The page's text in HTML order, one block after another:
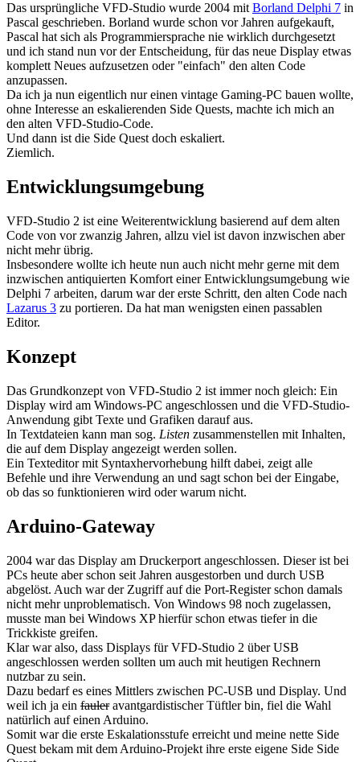
Das ursprüngliche VFD-Studio wurde 2004 mit Borland Delphi 7 in
Pascal geschrieben. Borland wurde schon vor Jahren aufgekauft,
Pascal hat sich als Programmiersprache nie wirklich durchgesetzt
und ich stand nun vor der Entscheidung, für das neue Display etwas
komplett Neues aufzusetzen oder "einfach" den alten Code
anzupassen.
Da ich ja nun eigentlich nur einen vintage Gaming-PC bauen wollte,
ohne Interesse an eskalierenden Side Quests, machte ich mich an
den alten VFD-Studio-Code.
Und dann ist die Side Quest doch eskaliert.
Ziemlich.
Entwicklungsumgebung
VFD-Studio 2 ist eine Weiterentwicklung basierend auf dem alten
Code von vor zwanzig Jahren, allzu viel ist davon inzwischen aber
nicht mehr übrig.
Insbesondere wollte ich heute nun auch nicht mehr gerne mit dem
inzwischen antiquierten Komfort einer Entwicklungsumgebung wie
Delphi 7 arbeiten, darum war der erste Schritt, den alten Code nach
Lazarus 3 zu portieren. Da hat man wenigsten einen passablen
Editor.
Konzept
Das Grundkonzept von VFD-Studio 2 ist immer noch gleich: Ein
Display wird am Windows-PC angeschlossen und die VFD-Studio-
Anwendung gibt Texte und Grafiken darauf aus.
In Textdateien kann man sog. Listen zusammenstellen mit Inhalten,
die auf dem Display angezeigt werden sollen.
Ein Texteditor mit Syntaxhervorhebung hilft dabei, zeigt alle
Befehle und ihre Verwendung an und sagt schon bei der Eingabe,
ob das so funktionieren wird oder warum nicht.
Arduino-Gateway
2004 war das Display am Druckerport angeschlossen. Dieser ist bei
PCs heute aber schon seit Jahren ausgestorben und durch USB
abgelöst. Auch war der Zugriff auf die Port-Register schon damals
nicht mehr unproblematisch. Von Windows 98 noch zugelassen,
musste man bei Windows XP hierfür schon etwas tiefer in die
Trickkiste greifen.
Klar war also, dass Displays für VFD-Studio 2 über USB
angeschlossen werden sollten um auch mit heutigen Rechnern
nutzbar zu sein.
Dazu bedarf es eines Mittlers zwischen PC-USB und Display. Und
weil ich ja ein fauleravantgardistischer Tüftler bin, fiel die Wahl
natürlich auf einen Arduino.
Somit war die erste Eskalationsstufe erreicht und meine nette Side
Quest bekam mit dem Arduino-Projekt ihre erste eigene Side Side